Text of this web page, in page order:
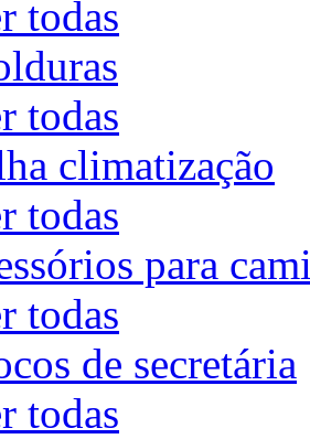
todas
todas
climatização
todas
para
todas
de secretária
todas